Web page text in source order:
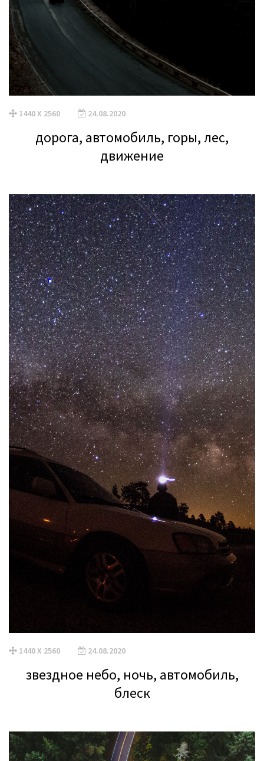
1440 X 2560 24.08.2020
дорога, автомобиль, горы, лес,
движение
1440 X 2560 24.08.2020
звездное небо, ночь, автомобиль,
блеск